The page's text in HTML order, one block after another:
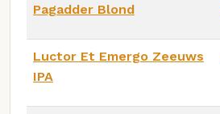
Pagadder Blond
Luctor Et Emergo Zeeuws
IPA